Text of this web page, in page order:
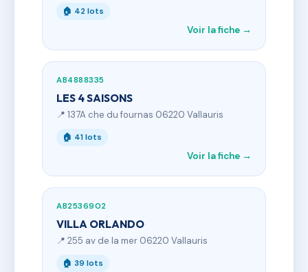
🏠 42 lots
Voir la fiche →
AB4888335
LES 4 SAISONS
📍 137A che du fournas 06220 Vallauris
🏠 41 lots
Voir la fiche →
AB2536902
VILLA ORLANDO
📍 255 av de la mer 06220 Vallauris
🏠 39 lots